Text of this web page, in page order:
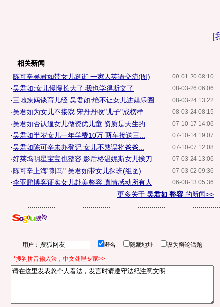
[
相关新闻
09-01-20 08:10
· 陈可辛吴君如带女儿逛街 一家人英语交流(图)
08-03-26 06:06
·吴君如:女儿慢慢长大了 我也学得斯文了
08-03-24 13:22
·三地辣妈谈育儿经 吴君如:绝不让女儿进娱乐圈
08-03-24 08:15
·吴君如为女儿不接戏 宋丹丹收"儿子"成榜样
07-10-17 14:06
·吴君如否认逼女儿做资优儿童:资质是天生的
07-10-14 19:07
·吴君如半岁女儿一年学费10万 两车接送三...
07-10-07 12:08
·吴君如陈可辛未办登记 女儿不熟误将爸爸...
07-03-24 13:06
·好莱坞明星宝宝也整容 影后格温妮斯女儿挨刀
07-03-02 09:36
· 陈可辛上海"刺马" 吴君如带女儿探班(组图)
06-08-13 05:36
·李亚鹏博客证实女儿赴美整容 真情感动所有人
更多关于 吴君如 整容 的新闻>>
用户： 匿名 隐藏地址 设为辩论话题
*搜狗拼音输入法，中文处理专家>>